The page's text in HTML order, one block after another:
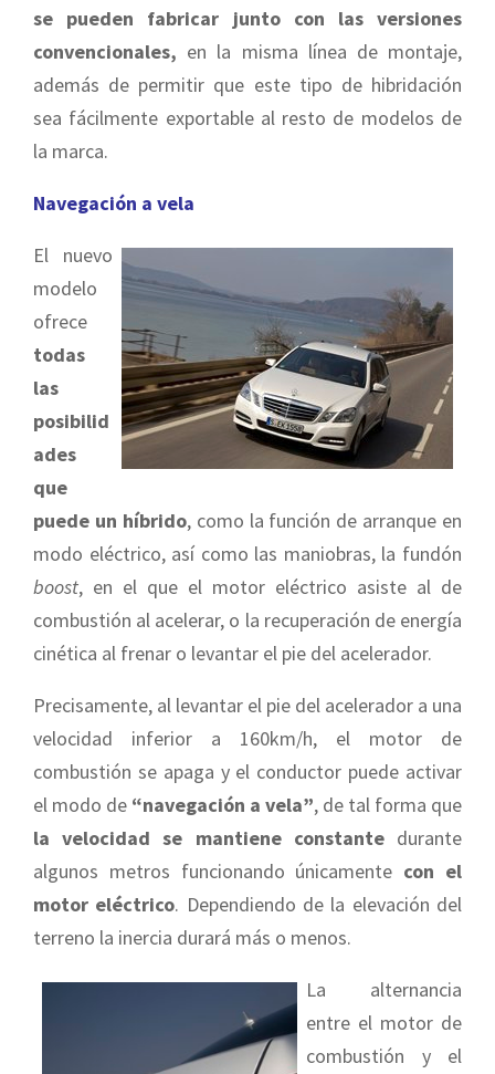
se pueden fabricar junto con las versiones
convencionales, en la misma línea de montaje,
además de permitir que este tipo de hibridación
sea fácilmente exportable al resto de modelos de
la marca.
Navegación a vela
El nuevo
modelo
ofrece
todas
las
posibilid
ades
que
puede un híbrido, como la función de arranque en
modo eléctrico, así como las maniobras, la fundón
boost, en el que el motor eléctrico asiste al de
combustión al acelerar, o la recuperación de energía
cinética al frenar o levantar el pie del acelerador.
Precisamente, al levantar el pie del acelerador a una
velocidad inferior a 160km/h, el motor de
combustión se apaga y el conductor puede activar
el modo de “navegación a vela”, de tal forma que
la velocidad se mantiene constante durante
algunos metros funcionando únicamente con el
motor eléctrico. Dependiendo de la elevación del
terreno la inercia durará más o menos.
La alternancia
entre el motor de
combustión y el